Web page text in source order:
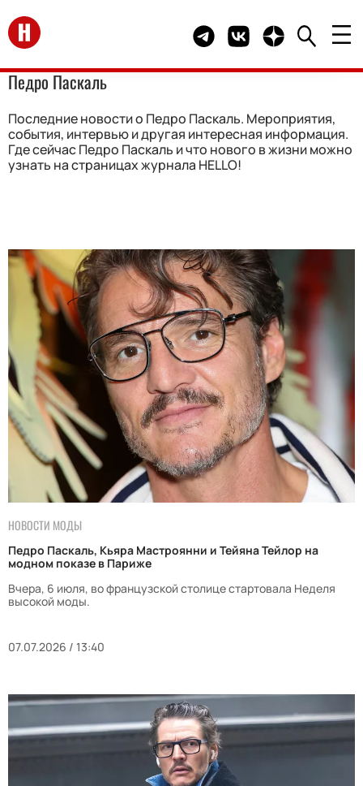
Перейти на главную Telegram канал HELLO
Группа HELLO
Канал HELLO в
Педро Паскаль
Последние новости о Педро Паскаль. Мероприятия,
события, интервью и другая интересная информация.
Где сейчас Педро Паскаль и что нового в жизни можно
узнать на страницах журнала HELLO!
НОВОСТИ МОДЫ
Педро Паскаль, Кьяра Мастроянни и Тейяна Тейлор на
модном показе в Париже
Вчера, 6 июля, во французской столице стартовала Неделя
высокой моды.
07.07.2026 / 13:40